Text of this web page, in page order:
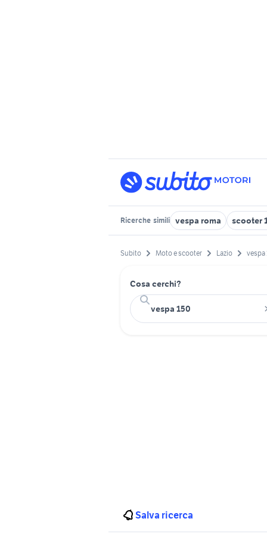
Ricerche simili vespa roma scooter
Subito Moto e scooter Lazio vespa
Cosa cerchi?
Salva ricerca